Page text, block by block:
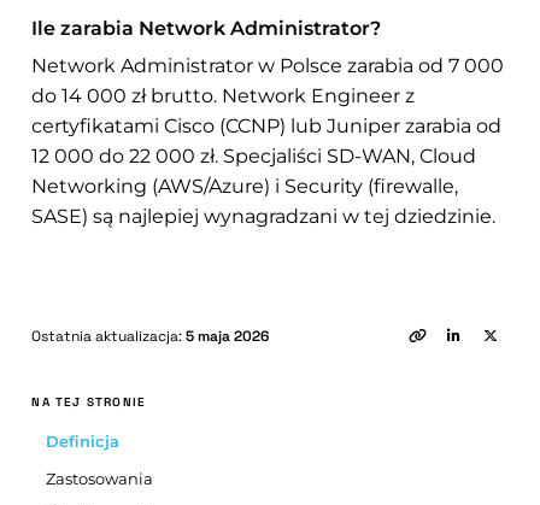
Ile zarabia Network Administrator?
Network Administrator w Polsce zarabia od 7 000
do 14 000 zł brutto. Network Engineer z
certyfikatami Cisco (CCNP) lub Juniper zarabia od
12 000 do 22 000 zł. Specjaliści SD-WAN, Cloud
Networking (AWS/Azure) i Security (firewalle,
SASE) są najlepiej wynagradzani w tej dziedzinie.
Ostatnia aktualizacja:5 maja 2026
NA TEJ STRONIE
Definicja
Zastosowania